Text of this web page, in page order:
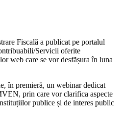
Fiscală a publicat pe portalul
Servicii oferite
web care se vor desfășura în luna
în premieră, un webinar dedicat
prin care vor clarifica aspecte
publice și de interes public